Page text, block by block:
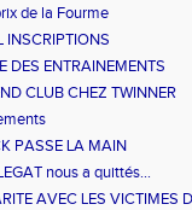
de la Fourme
INSCRIPTIONS
DES ENTRAINEMENTS
CLUB CHEZ TWINNER
PASSE LA MAIN
nous a quittés...
AVEC LES VICTIMES